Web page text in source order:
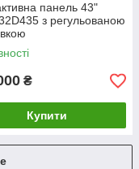
панель 43"
з регульованою
₴
Купити